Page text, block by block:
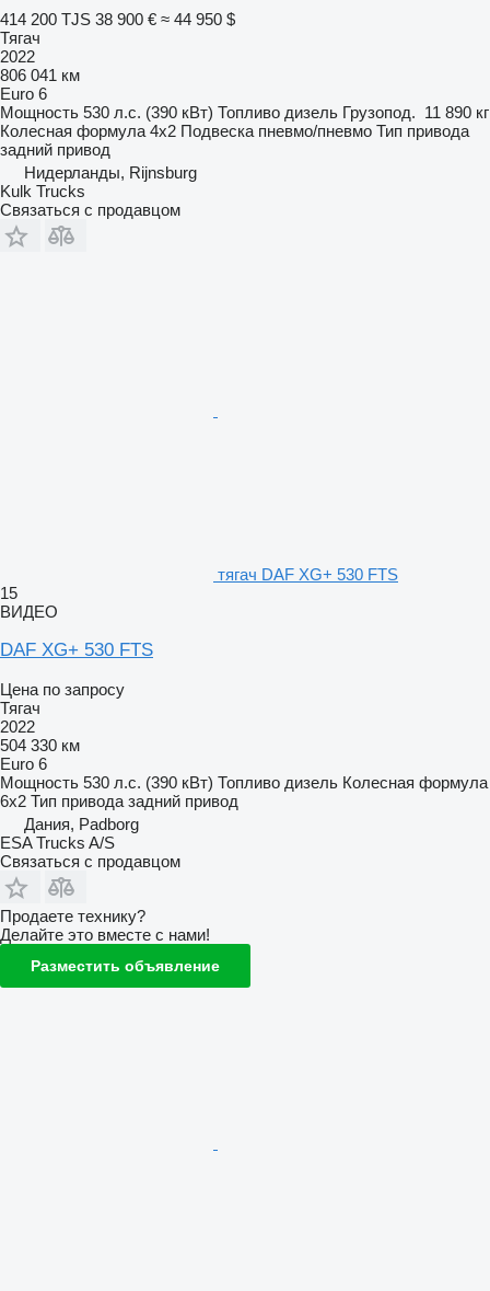
414 200 TJS 38 900 € ≈ 44 950 $
Тягач
2022
806 041 км
Euro 6
Мощность 530 л.с. (390 кВт) Топливо дизель Грузопод. 11 890 кг
Колесная формула 4x2 Подвеска пневмо/пневмо Тип привода
задний привод
Нидерланды, Rijnsburg
Kulk Trucks
Связаться с продавцом
тягач DAF XG+ 530 FTS
15
ВИДЕО
DAF XG+ 530 FTS
Цена по запросу
Тягач
2022
504 330 км
Euro 6
Мощность 530 л.с. (390 кВт) Топливо дизель Колесная формула
6x2 Тип привода задний привод
Дания, Padborg
ESA Trucks A/S
Связаться с продавцом
Продаете технику?
Делайте это вместе с нами!
Разместить объявление